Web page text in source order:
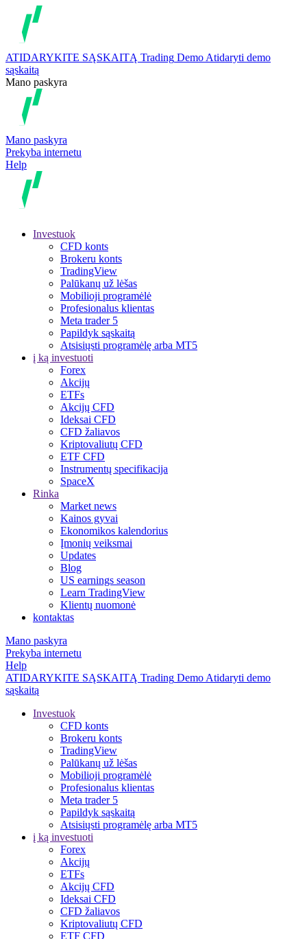
ATIDARYKITE SĄSKAITĄ Trading Demo Atidaryti demo
sąskaitą
Mano paskyra
Mano paskyra
Prekyba internetu
Help
Investuok
CFD konts
Brokeru konts
TradingView
Palūkanų už lėšas
Mobilioji programėlė
Profesionalus klientas
Meta trader 5
Papildyk sąskaitą
Atsisiųsti programėlę arba MT5
į ką investuoti
Forex
Akcijų
ETFs
Akcijų CFD
Ideksai CFD
CFD žaliavos
Kriptovaliutų CFD
ETF CFD
Instrumentų specifikacija
SpaceX
Rinka
Market news
Kainos gyvai
Ekonomikos kalendorius
Įmonių veiksmai
Updates
Blog
US earnings season
Learn TradingView
Klientų nuomonė
kontaktas
Mano paskyra
Prekyba internetu
Help
ATIDARYKITE SĄSKAITĄ Trading Demo Atidaryti demo
sąskaitą
Investuok
CFD konts
Brokeru konts
TradingView
Palūkanų už lėšas
Mobilioji programėlė
Profesionalus klientas
Meta trader 5
Papildyk sąskaitą
Atsisiųsti programėlę arba MT5
į ką investuoti
Forex
Akcijų
ETFs
Akcijų CFD
Ideksai CFD
CFD žaliavos
Kriptovaliutų CFD
ETF CFD